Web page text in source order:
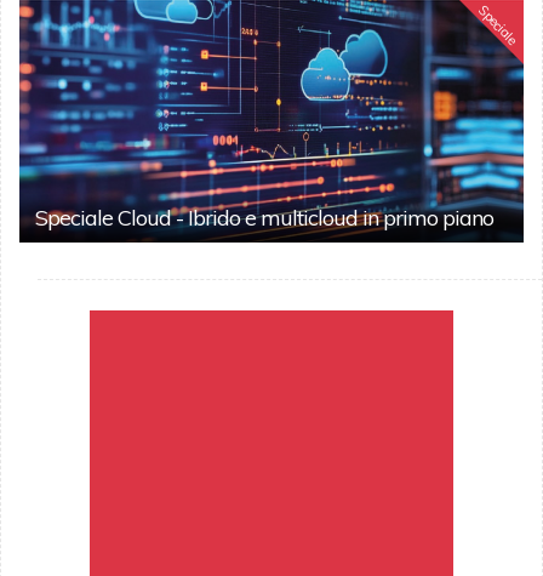
Speciale
Speciale Cloud - Ibrido e multicloud in primo piano